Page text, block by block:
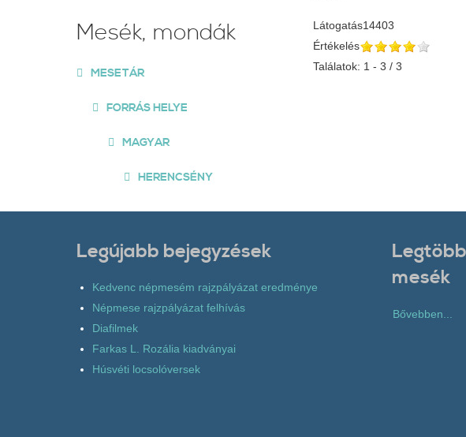
Látogatás14403
Értékelés
Találatok: 1 - 3 / 3
Mesék, mondák
MESETÁR
FORRÁS HELYE
MAGYAR
HERENCSÉNY
Legújabb bejegyzések
Kedvenc népmesém rajzpályázat eredménye
Népmese rajzpályázat felhívás
Diafilmek
Farkas L. Rozália kiadványai
Húsvéti locsolóversek
mesék
Bővebben...